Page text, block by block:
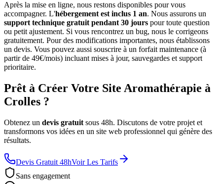
Après la mise en ligne, nous restons disponibles pour vous
accompagner. L'hébergement est inclus 1 an. Nous assurons un
support technique gratuit pendant 30 jours pour toute question
ou petit ajustement. Si vous rencontrez un bug, nous le corrigeons
gratuitement. Pour des modifications importantes, nous établissons
un devis. Vous pouvez aussi souscrire à un forfait maintenance (à
partir de 49€/mois) incluant mises à jour, sauvegardes et support
prioritaire.
Prêt à Créer Votre Site Aromathérapie à
Crolles ?
Obtenez un devis gratuit sous 48h. Discutons de votre projet et
transformons vos idées en un site web professionnel qui génère des
résultats.
Devis Gratuit 48hVoir Les Tarifs
Sans engagement